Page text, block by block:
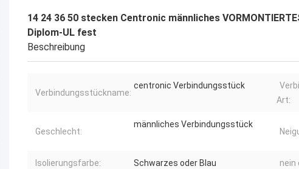
14 24 36 50 stecken Centronic männliches
Diplom-UL fest
Beschreibung
Verbindungsstückname:
centronic Verbindungsstück
Art:
Geschlecht:
männliches Verbindungsstück
Isolierungsfarbe: Schwarzes oder Blau nein